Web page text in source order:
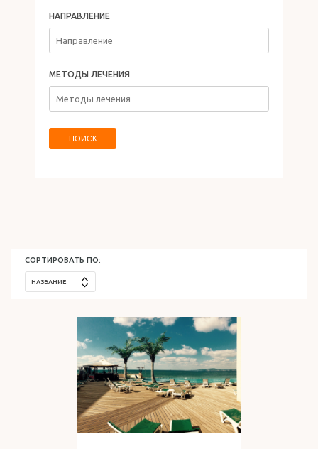
ОТДЫХ В ИЗРАИЛЕ
НАПРАВЛЕНИЕ
МЕТОДЫ ЛЕЧЕНИЯ
ПОИСК
СОРТИРОВАТЬ ПО:
НАЗВАНИЕ